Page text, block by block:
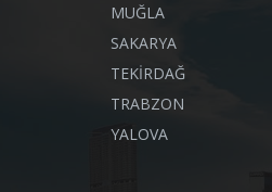
MUĞLA
SAKARYA
TEKİRDAĞ
TRABZON
YALOVA